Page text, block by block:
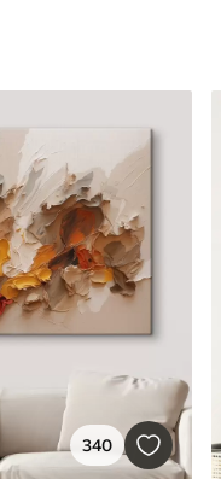
340